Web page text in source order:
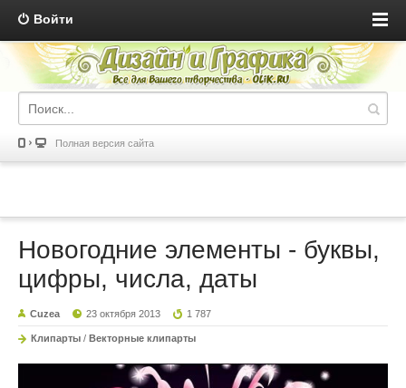
Войти
Полная версия сайта
Новогодние элементы - буквы,
цифры, числа, даты
Cuzea 23 октября 2013 1 787
Клипарты / Векторные клипарты